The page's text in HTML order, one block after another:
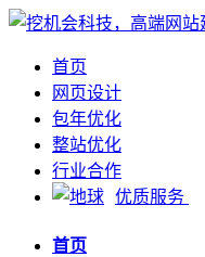
首页
网页设计
包年优化
整站优化
行业合作
优质服务
首页